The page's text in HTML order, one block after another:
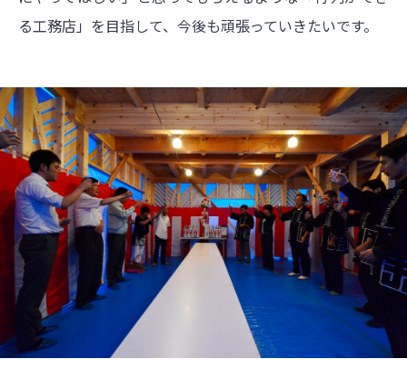
る工務店」を目指して、今後も頑張っていきたいです。